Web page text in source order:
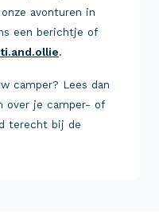
avonturen in
een berichtje of
.
camper? Lees dan
over je camper- of
terecht bij de